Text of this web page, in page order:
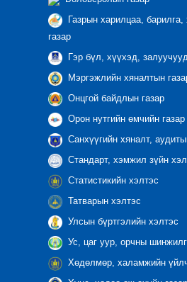
Газрын харилцаа,
газар
Гэр бүл, хүүхэд,
Мэргэжлийн хяналтын
Онцгой байдлын газар
Орон нутгийн өмчийн газар
Санхүүгийн хяналт,
Стандарт, хэмжил зүйн
Статистикийн хэлтэс
Татварын хэлтэс
Улсын бүртгэлийн хэлтэс
Ус, цаг уур, орчны
Хөдөлмөр, халамжийн